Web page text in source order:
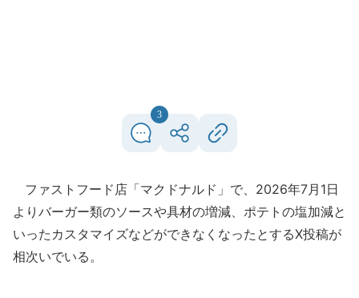
3
ファストフード店「マクドナルド」で、2026年7月1日
よりバーガー類のソースや具材の増減、ポテトの塩加減と
いったカスタマイズなどができなくなったとするX投稿が
相次いでいる。